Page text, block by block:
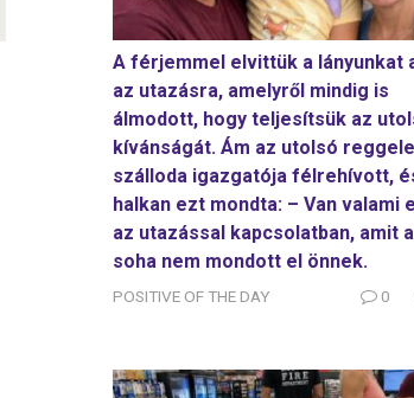
A férjemmel elvittük a lányunkat
az utazásra, amelyről mindig is
álmodott, hogy teljesítsük az
kívánságát. Ám az utolsó
szálloda igazgatója félrehívott,
halkan ezt mondta: – Van valami
az utazással kapcsolatban, amit
soha nem mondott el önnek.
POSITIVE OF THE DAY 0